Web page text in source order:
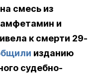
смесь из
и
к смерти 29-
изданию
судебно-